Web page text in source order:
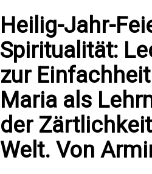
Heilig-Jahr-
Spiritualität:
zur
Maria als
der
Welt. Von